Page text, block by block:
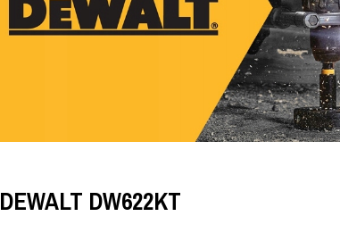
DEWALT DW622KT